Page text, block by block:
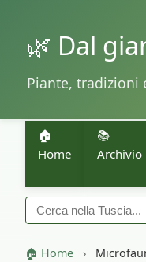
🌿 Dal
Piante, tradizioni
🏠
Home
📚
Archivio
🏠 Home ›